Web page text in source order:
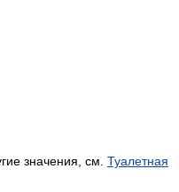
значения, см. Туалетная